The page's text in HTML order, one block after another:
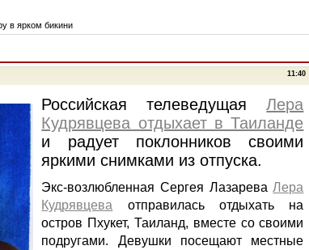
в ярком бикини
11:40
Российская телеведущаяЛера
Кудрявцева отдыхает в Таиланде
и радует поклонников своими
яркими снимками из отпуска.
Экс-возлюбленная Сергея ЛазареваЛера
Кудрявцева отправилась отдыхать на
остров Пхукет, Таиланд, вместе со своими
подругами. Девушки посещают местные